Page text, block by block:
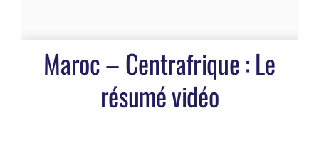
Maroc – Centrafrique : Le
résumé vidéo